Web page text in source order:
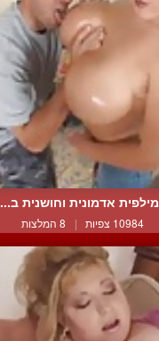
מילפית אדמונית וחושנית ב...
10984 צפיות | 8 המלצות